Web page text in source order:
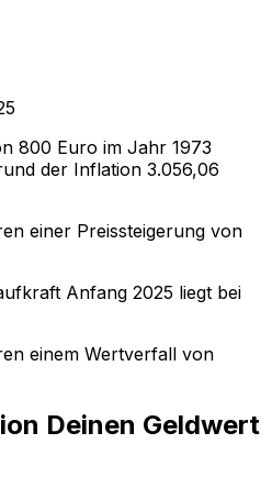
800 Euro im Jahr 1973
der Inflation 3.056,06
einer Preissteigerung von
Anfang 2025 liegt bei
einem Wertverfall von
Deinen Geldwert